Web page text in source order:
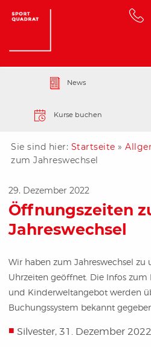
News
Kurse buchen
Sie sind hier: Startseite »
zum Jahreswechsel
29. Dezember 2022
Öffnungszeiten
Jahreswechsel
Wir haben zum Jahreswechsel zu
Uhrzeiten geöffnet. Die Infos zum
und Kinderweltangebot werden
Buchungssystem bekannt
Silvester, 31. Dezember